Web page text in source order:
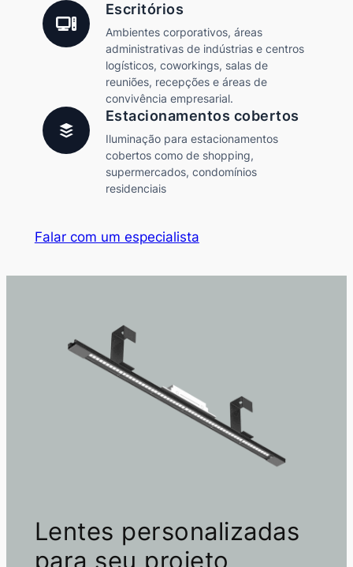
Escritórios
Ambientes corporativos, áreas
administrativas de indústrias e centros
logísticos, coworkings, salas de
reuniões, recepções e áreas de
convivência empresarial.
Estacionamentos cobertos
Iluminação para estacionamentos
cobertos como de shopping,
supermercados, condomínios
residenciais
Falar com um especialista
Lentes personalizadas
para seu projeto